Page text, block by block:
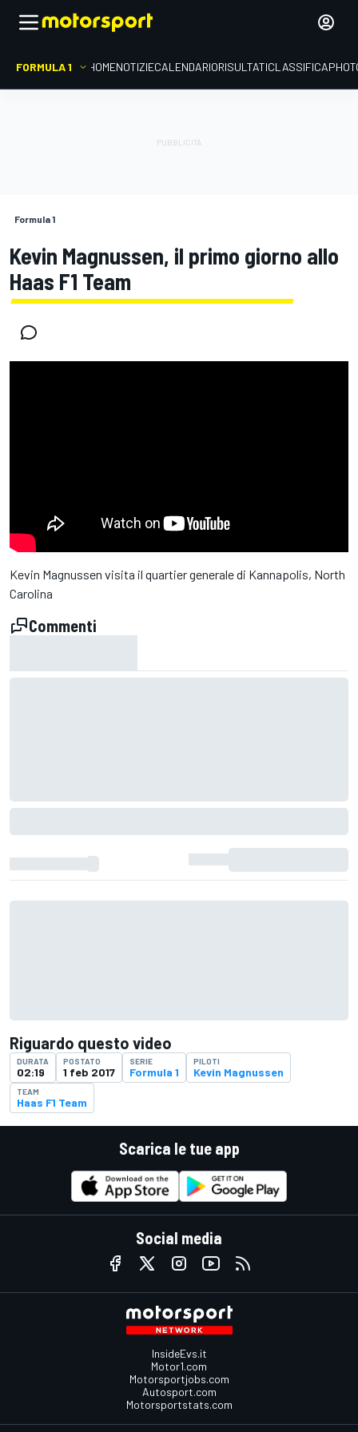
FORMULA 1 HOMENOTIZIECALENDARIORISULTATICLASSIFICA
Formula 1
Kevin Magnussen, il primo giorno allo
Haas F1 Team
Kevin Magnussen visita il quartier generale di Kannapolis, North
Carolina
Commenti
Riguardo questo video
DURATA
02:19
POSTATO
1 feb 2017
SERIE
Formula 1
PILOTI
Kevin Magnussen
TEAM
Haas F1 Team
Scarica le tue app
Social media
InsideEvs.it
Motor1.com
Motorsportjobs.com
Autosport.com
Motorsportstats.com